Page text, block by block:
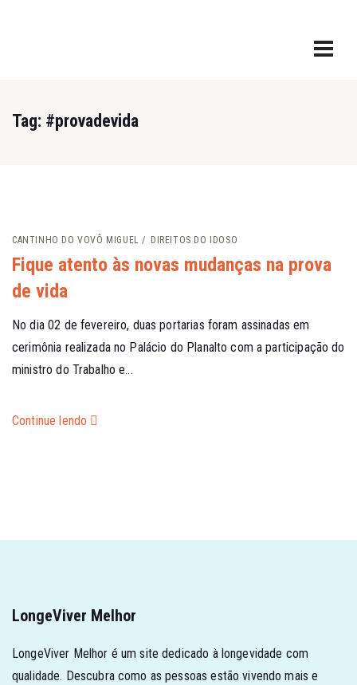
Tag: #provadevida
CANTINHO DO VOVÔ MIGUEL DIREITOS DO IDOSO
Fique atento às novas mudanças na prova
de vida
No dia 02 de fevereiro, duas portarias foram assinadas em
cerimônia realizada no Palácio do Planalto com a participação do
ministro do Trabalho e...
Continue lendo
LongeViver Melhor
LongeViver Melhor é um site dedicado à longevidade com
qualidade. Descubra como as pessoas estão vivendo mais e